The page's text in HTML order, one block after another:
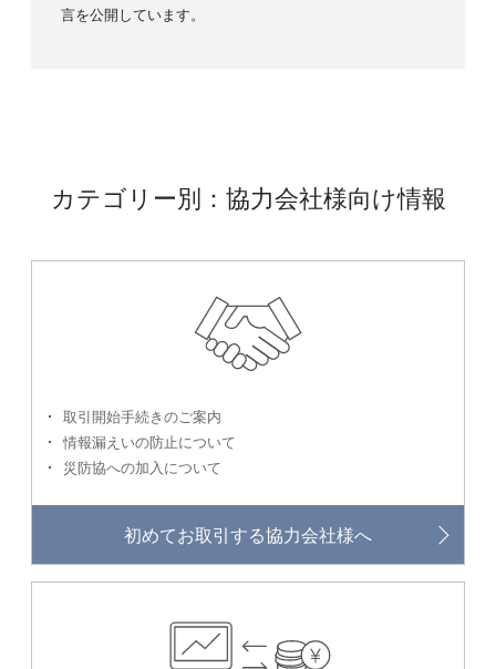
言を公開しています。
カテゴリー別：協力会社様向け情報
取引開始手続きのご案内
情報漏えいの防止について
災防協への加入について
初めてお取引する協力会社様へ